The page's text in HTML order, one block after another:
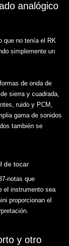
analógico
que no tenía el RK
simplemente un
de onda de
sierra y cuadrada,
ruido y PCM,
gama de sonidos
también se
de tocar
notas que
el instrumento sea
proporcionan el
y otro